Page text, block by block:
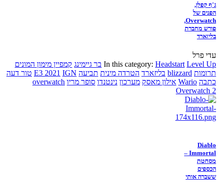
ג'ף קפלן,
הפנים של
Overwatch,
פורש מחברת
בליזארד
עדי פרל
In this category: Headstart Level Up בר גיימינג קמפיין מימון המונים
תרומות blizzard בליזארד הטרדה מינית תביעה E3 2021 IGN
טור דעה
כתבה Wario אילון מאסק מערכון נינטנדו סופר מריו overwatch
Overwatch 2
Diablo
Immortal –
מסחטת
הכספים
ששברה אותי